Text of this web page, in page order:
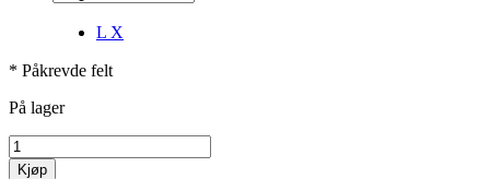
L X
* Påkrevde felt
På lager
Kjøp